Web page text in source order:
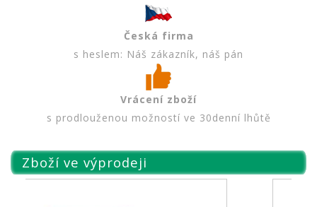
Česká firma
s heslem: Náš zákazník, náš pán
Vrácení zboží
s prodlouženou možností ve 30denní lhůtě
Zboží ve výprodeji